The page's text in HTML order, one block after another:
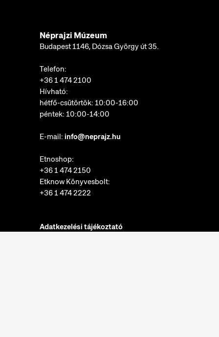
Néprajzi Múzeum
Budapest 1146, Dózsa György út 35.
Telefon:
+36 1 474 2100
Hívható:
hétfő-csütörtök: 10:00-16:00
péntek: 10:00-14:00
E-mail: info@neprajz.hu
Etnoshop:
+36 1 474 2150
Etknow Könyvesbolt:
+36 1 474 2222
Adatkezelési tájékoztató